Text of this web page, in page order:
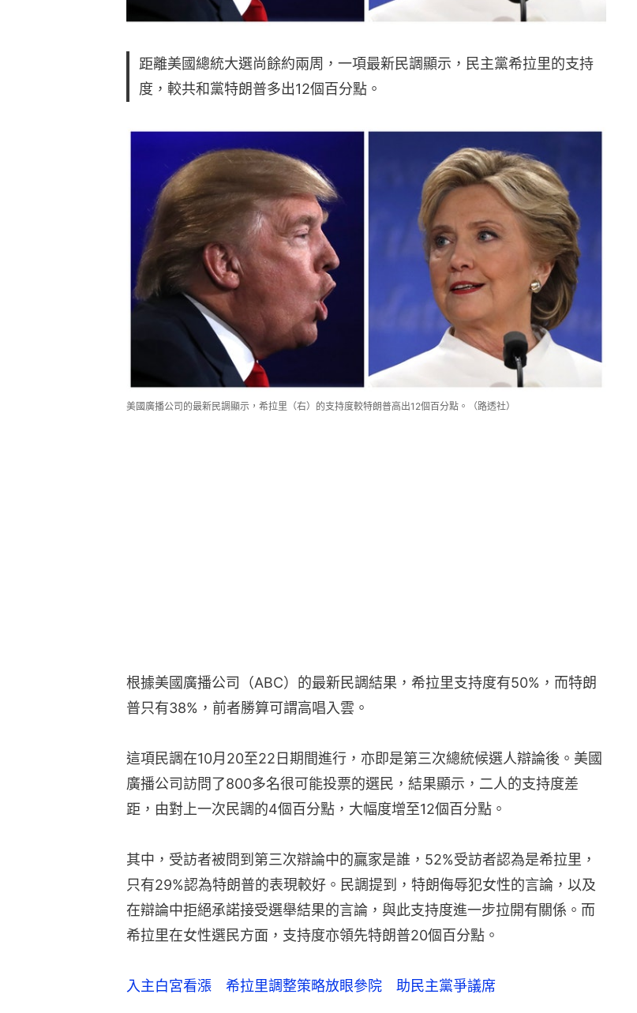
距離美國總統大選尚餘約兩周，一項最新民調顯示，民主黨希拉里的支持
度，較共和黨特朗普多出12個百分點。
美國廣播公司的最新民調顯示，希拉里（右）的支持度較特朗普高出12個百分點。（路透社）
根據美國廣播公司（ABC）的最新民調結果，希拉里支持度有50%，而特朗
普只有38%，前者勝算可謂高唱入雲。
這項民調在10月20至22日期間進行，亦即是第三次總統候選人辯論後。美國
廣播公司訪問了800多名很可能投票的選民，結果顯示，二人的支持度差
距，由對上一次民調的4個百分點，大幅度增至12個百分點。
其中，受訪者被問到第三次辯論中的贏家是誰，52%受訪者認為是希拉里，
只有29%認為特朗普的表現較好。民調提到，特朗侮辱犯女性的言論，以及
在辯論中拒絕承諾接受選舉結果的言論，與此支持度進一步拉開有關係。而
希拉里在女性選民方面，支持度亦領先特朗普20個百分點。
入主白宮看漲 希拉里調整策略放眼參院 助民主黨爭議席